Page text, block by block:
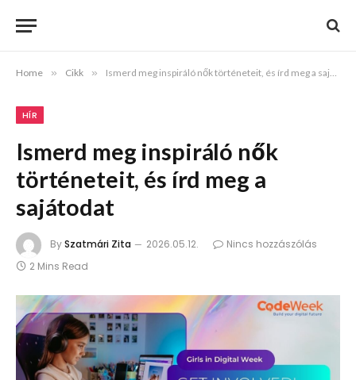
Home » Cikk » Ismerd meg inspiráló nők történeteit, és írd meg a sajátodat
HÍR
Ismerd meg inspiráló nők
történeteit, és írd meg a
sajátodat
BySzatmári Zita 2026.05.12.
Nincs hozzászólás
2 Mins Read